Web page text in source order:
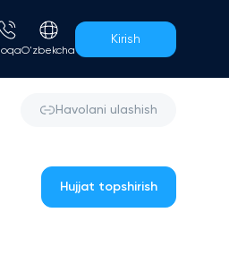
O'zbekcha
Kirish
Havolani ulashish
Hujjat topshirish